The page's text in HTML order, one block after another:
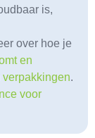
is,
over hoe je
en
.
voor